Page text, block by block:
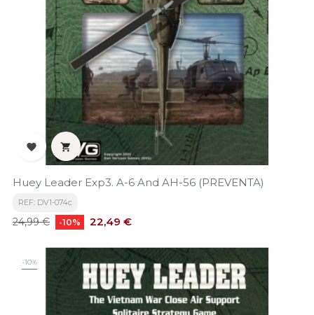
 
Huey Leader Exp3. A-6 And AH-56 (PREVENTA)
REF: DV1-074c
Precio
24,99 € -10% Precio
22,49 €
-10%